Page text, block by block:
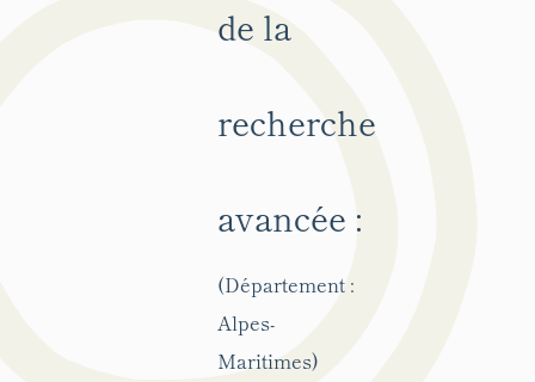
de la
recherche
avancée :
(Département :
Alpes-
Maritimes)